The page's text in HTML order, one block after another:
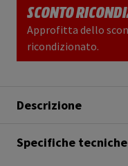
SCONTO
Approfitta dello
ricondizionato.
Descrizione
Specifiche tecniche